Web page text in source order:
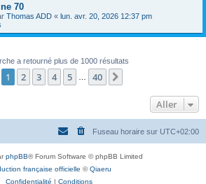
70
Thomas ADD « lun. avr. 20, 2026 12:37 pm
a retourné plus de 1000 résultats
Page 1sur40
1 2 3 4 5 40
Aller
Fuseau horaire sur UTC+02:00
phpBB® Forum Software © phpBB Limited
française officielle ©Qiaeru
Confidentialité | Conditions